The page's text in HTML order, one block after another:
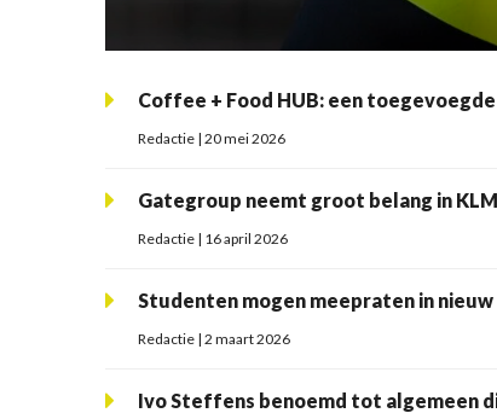
Coffee + Food HUB: een
Redactie | 20 mei 2026
Gategroup neemt groot belang in
Redactie | 16 april 2026
Studenten mogen meepraten in
Redactie | 2 maart 2026
Ivo Steffens benoemd tot algemeen